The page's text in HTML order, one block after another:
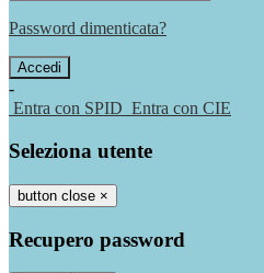
Password dimenticata?
-
Entra con SPID Entra con CIE
Seleziona utente
button close ×
Recupero password